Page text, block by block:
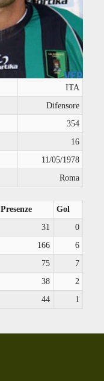
ITA
Difensore
354
16
11/05/1978
Roma
Presenze
Gol
31
0
166
6
75
7
38
2
44 1